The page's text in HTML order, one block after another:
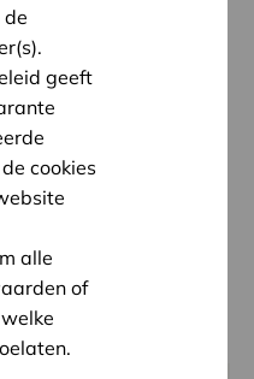
de
geeft
cookies
alle
of